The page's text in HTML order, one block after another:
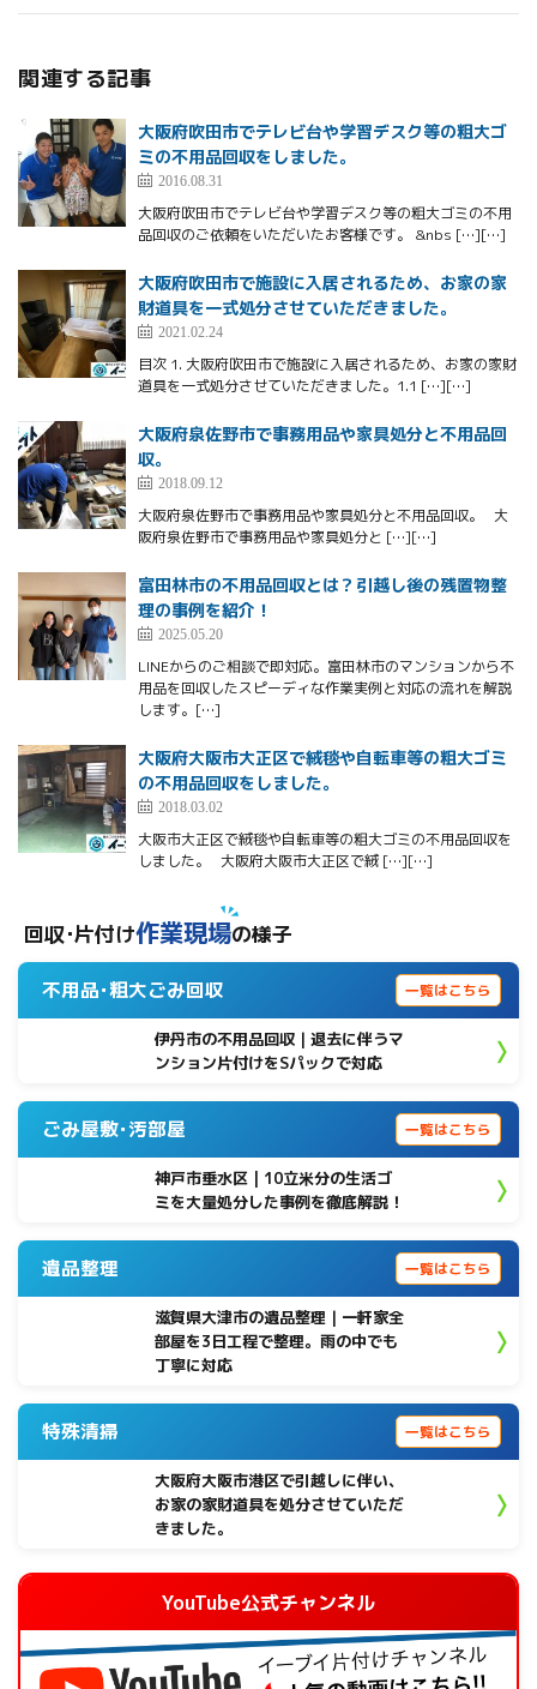
関連する記事
大阪府吹田市でテレビ台や学習デスク等の粗大ゴ
ミの不用品回収をしました。
2016.08.31
大阪府吹田市でテレビ台や学習デスク等の粗大ゴミの不用
品回収のご依頼をいただいたお客様です。 &nbs […][…]
大阪府吹田市で施設に入居されるため、お家の家
財道具を一式処分させていただきました。
2021.02.24
目次 1. 大阪府吹田市で施設に入居されるため、お家の家財
道具を一式処分させていただきました。1.1 […][…]
大阪府泉佐野市で事務用品や家具処分と不用品回
収。
2018.09.12
大阪府泉佐野市で事務用品や家具処分と不用品回収。 大
阪府泉佐野市で事務用品や家具処分と […][…]
富田林市の不用品回収とは？引越し後の残置物整
理の事例を紹介！
2025.05.20
LINEからのご相談で即対応。富田林市のマンションから不
用品を回収したスピーディな作業実例と対応の流れを解説
します。[…]
大阪府大阪市大正区で絨毯や自転車等の粗大ゴミ
の不用品回収をしました。
2018.03.02
大阪市大正区で絨毯や自転車等の粗大ゴミの不用品回収を
しました。 大阪府大阪市大正区で絨 […][…]
回収･片付け作業現場の様子
不用品･粗大ごみ回収 一覧はこちら
伊丹市の不用品回収｜退去に伴うマ
ンション片付けをSパックで対応
ごみ屋敷･汚部屋 一覧はこちら
神戸市垂水区 | 10立米分の生活ゴ
ミを大量処分した事例を徹底解説！
遺品整理 一覧はこちら
滋賀県大津市の遺品整理｜一軒家全
部屋を3日工程で整理。雨の中でも
丁寧に対応
特殊清掃 一覧はこちら
大阪府大阪市港区で引越しに伴い、
お家の家財道具を処分させていただ
きました。
YouTube公式チャンネル